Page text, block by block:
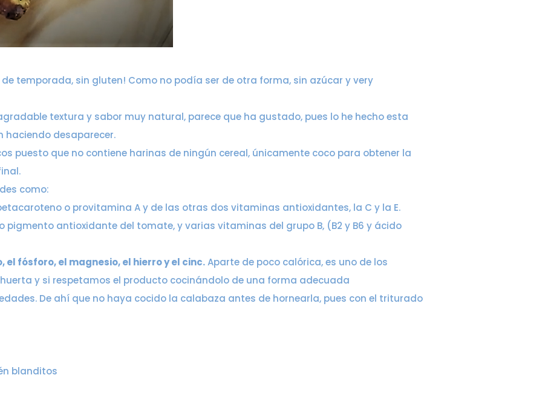
temporada, sin gluten! Como no podía ser de otra forma, sin azúcar y very
textura y sabor muy natural, parece que ha gustado, pues lo he hecho esta
haciendo desaparecer.
puesto que no contiene harinas de ningún cereal, únicamente coco para obtener la
como:
o provitamina A y de las otras dos vitaminas antioxidantes, la C y la E.
pigmento antioxidante del tomate, y varias vitaminas del grupo B, (B2 y B6 y ácido
el fósforo, el magnesio, el hierro y el cinc.Aparte de poco calórica, es uno de los
y si respetamos el producto cocinándolo de una forma adecuada
De ahí que no haya cocido la calabaza antes de hornearla, pues con el triturado
blanditos